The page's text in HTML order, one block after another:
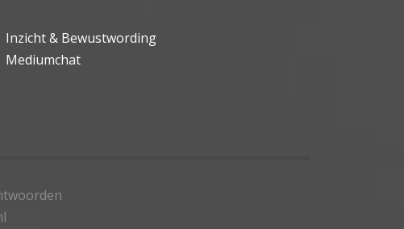
Inzicht & Bewustwording
Mediumchat